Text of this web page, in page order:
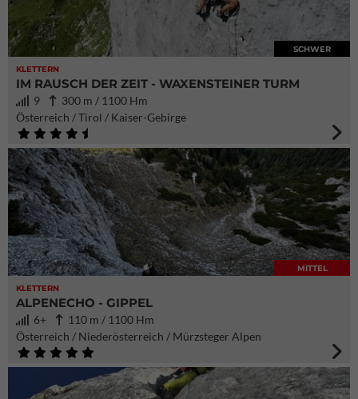
KLETTERN
SCHWER
IM RAUSCH DER ZEIT - WAXENSTEINER TURM
9
300 m / 1100 Hm
Österreich / Tirol / Kaiser-Gebirge
KLETTERN
MITTEL
ALPENECHO - GIPPEL
6+
110 m / 1100 Hm
Österreich / Niederösterreich / Mürzsteger Alpen